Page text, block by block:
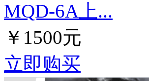
MQD-6A上...
￥1500元
立即购买